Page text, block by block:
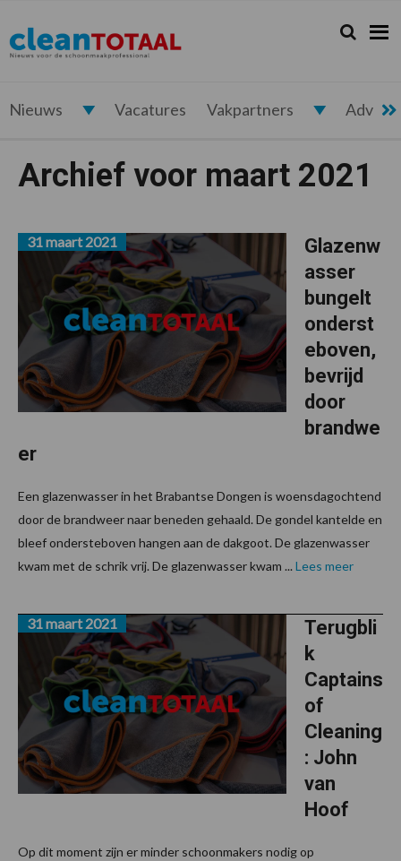
de
hoofdnavigatie
de
hoofd
de
voettekst
Cleantotaal.nl
Het
laatste
voor
schoonmaak
Zoeken...
Zoek
Nieuws Vacatures Vakpartners
Archief voor maart 2021
Glazenw
asser
bungelt
onderst
eboven,
bevrijd
door
brandwe
er
31 maart 2021
Een glazenwasser in het Brabantse Dongen is woensdagochtend
door de brandweer naar beneden gehaald. De gondel kantelde en
bleef ondersteboven hangen aan de dakgoot. De glazenwasser
kwam met de schrik vrij. De glazenwasser kwam ...Lees meer
Terugbli
k
Captains
of
Cleaning
: John
van
Hoof
31 maart 2021
Op dit moment zijn er minder schoonmakers nodig op